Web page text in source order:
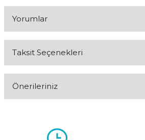
Yorumlar
Taksit Seçenekleri
Önerileriniz
kullanarak tarafımıza iletebilirsiniz.